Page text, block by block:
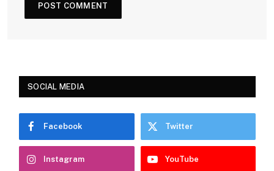
SOCIAL MEDIA
Facebook Twitter
Instagram YouTube